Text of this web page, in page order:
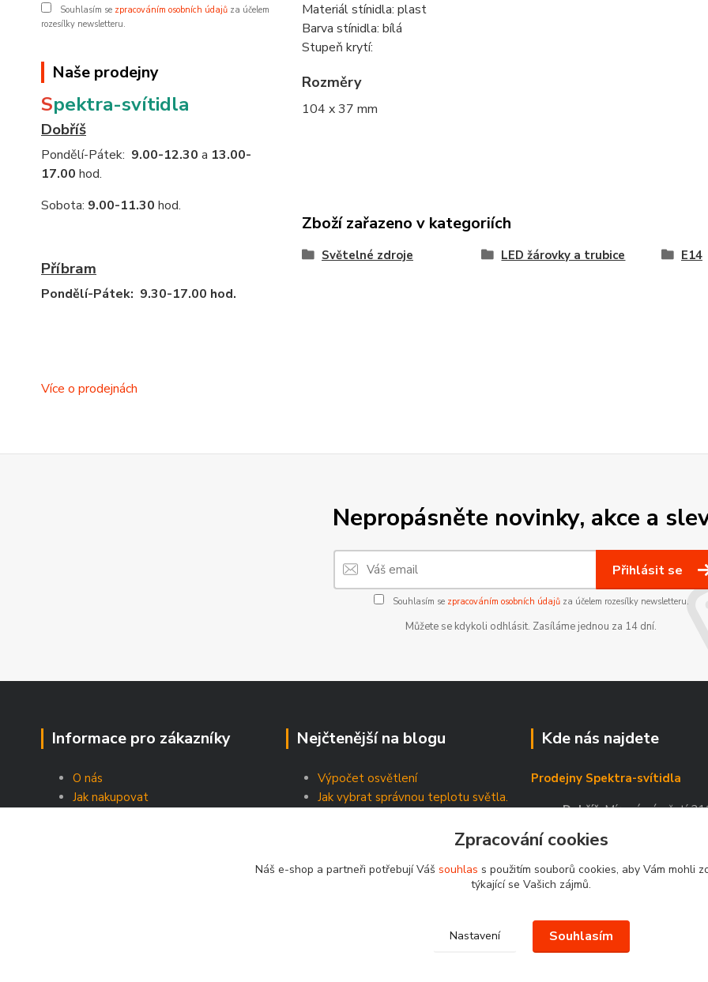
Souhlasím se zpracováním osobních údajů za účelem
rozesílky newsletteru.
Naše prodejny
Spektra-svítidla
Dobříš
Pondělí-Pátek: 9.00-12.30 a 13.00-
17.00 hod.
Sobota: 9.00-11.30 hod.
Příbram
Pondělí-Pátek: 9.30-17.00 hod.
Více o prodejnách
Materiál stínidla: plast
Barva stínidla: bílá
Stupeň krytí:
Rozměry
104 x 37 mm
Zboží zařazeno v kategoriích
Světelné zdroje LED žárovky a trubice E14
Nepropásněte novinky, akce a
Přihlásit se
Souhlasím se zpracováním osobních údajůza účelem rozesílky newsletteru.
Můžete se kdykoli odhlásit. Zasíláme jednou za 14 dní.
Informace pro zákazníky
O nás
Jak nakupovat
Nejčtenější na blogu
Výpočet osvětlení
Jak vybrat správnou teplotu světla.
Kde nás najdete
Prodejny Spektra-svítidla
Dobříš, Mírové náměstí
Příbram
Zpracování cookies
Náš e-shop a partneři potřebují Váš souhlas s použitím souborů cookies, aby Vám mohli
týkající se Vašich zájmů.
Nastavení Souhlasím